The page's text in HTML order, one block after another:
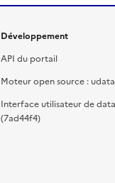
Développement
API du portail
Moteur open source : udata
Interface utilisateur de
(7ad44f4)